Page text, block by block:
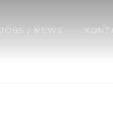
JOBS / NEWS